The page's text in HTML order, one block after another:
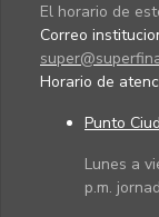
El horario de
Correo
Horario de
Punto
Lunes a
p.m.